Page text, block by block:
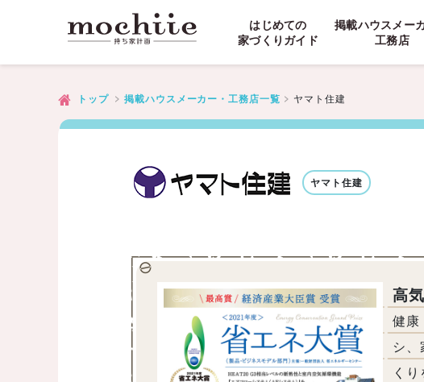
はじめての
家づくりガイド
掲載ハウスメー
工務店
トップ 掲載ハウスメーカー・工務店一覧 ヤマト住建
ヤマト住建
高
健康
シ
く